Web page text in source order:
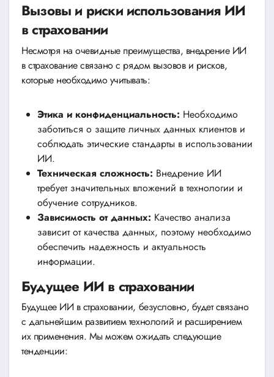
Вызовы и риски использования ИИ
в страховании
Несмотря на очевидные преимущества, внедрение ИИ
в страхование связано с рядом вызовов и рисков,
которые необходимо учитывать:
Этика и конфиденциальность: Необходимо
заботиться о защите личных данных клиентов и
соблюдать этические стандарты в использовании
ИИ.
Техническая сложность: Внедрение ИИ
требует значительных вложений в технологии и
обучение сотрудников.
Зависимость от данных: Качество анализа
зависит от качества данных, поэтому необходимо
обеспечить надежность и актуальность
информации.
Будущее ИИ в страховании
Будущее ИИ в страховании, безусловно, будет связано
с дальнейшим развитием технологий и расширением
их применения. Мы можем ожидать следующие
тенденции: